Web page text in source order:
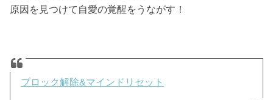
原因を見つけて自愛の覚醒をうながす！
ブロック解除&マインドリセット